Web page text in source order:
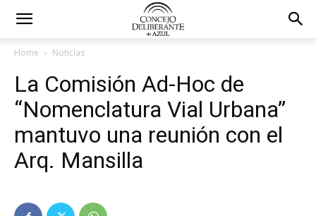
Home Noticias
La Comisión Ad-Hoc de
“Nomenclatura Vial Urbana”
mantuvo una reunión con el
Arq. Mansilla